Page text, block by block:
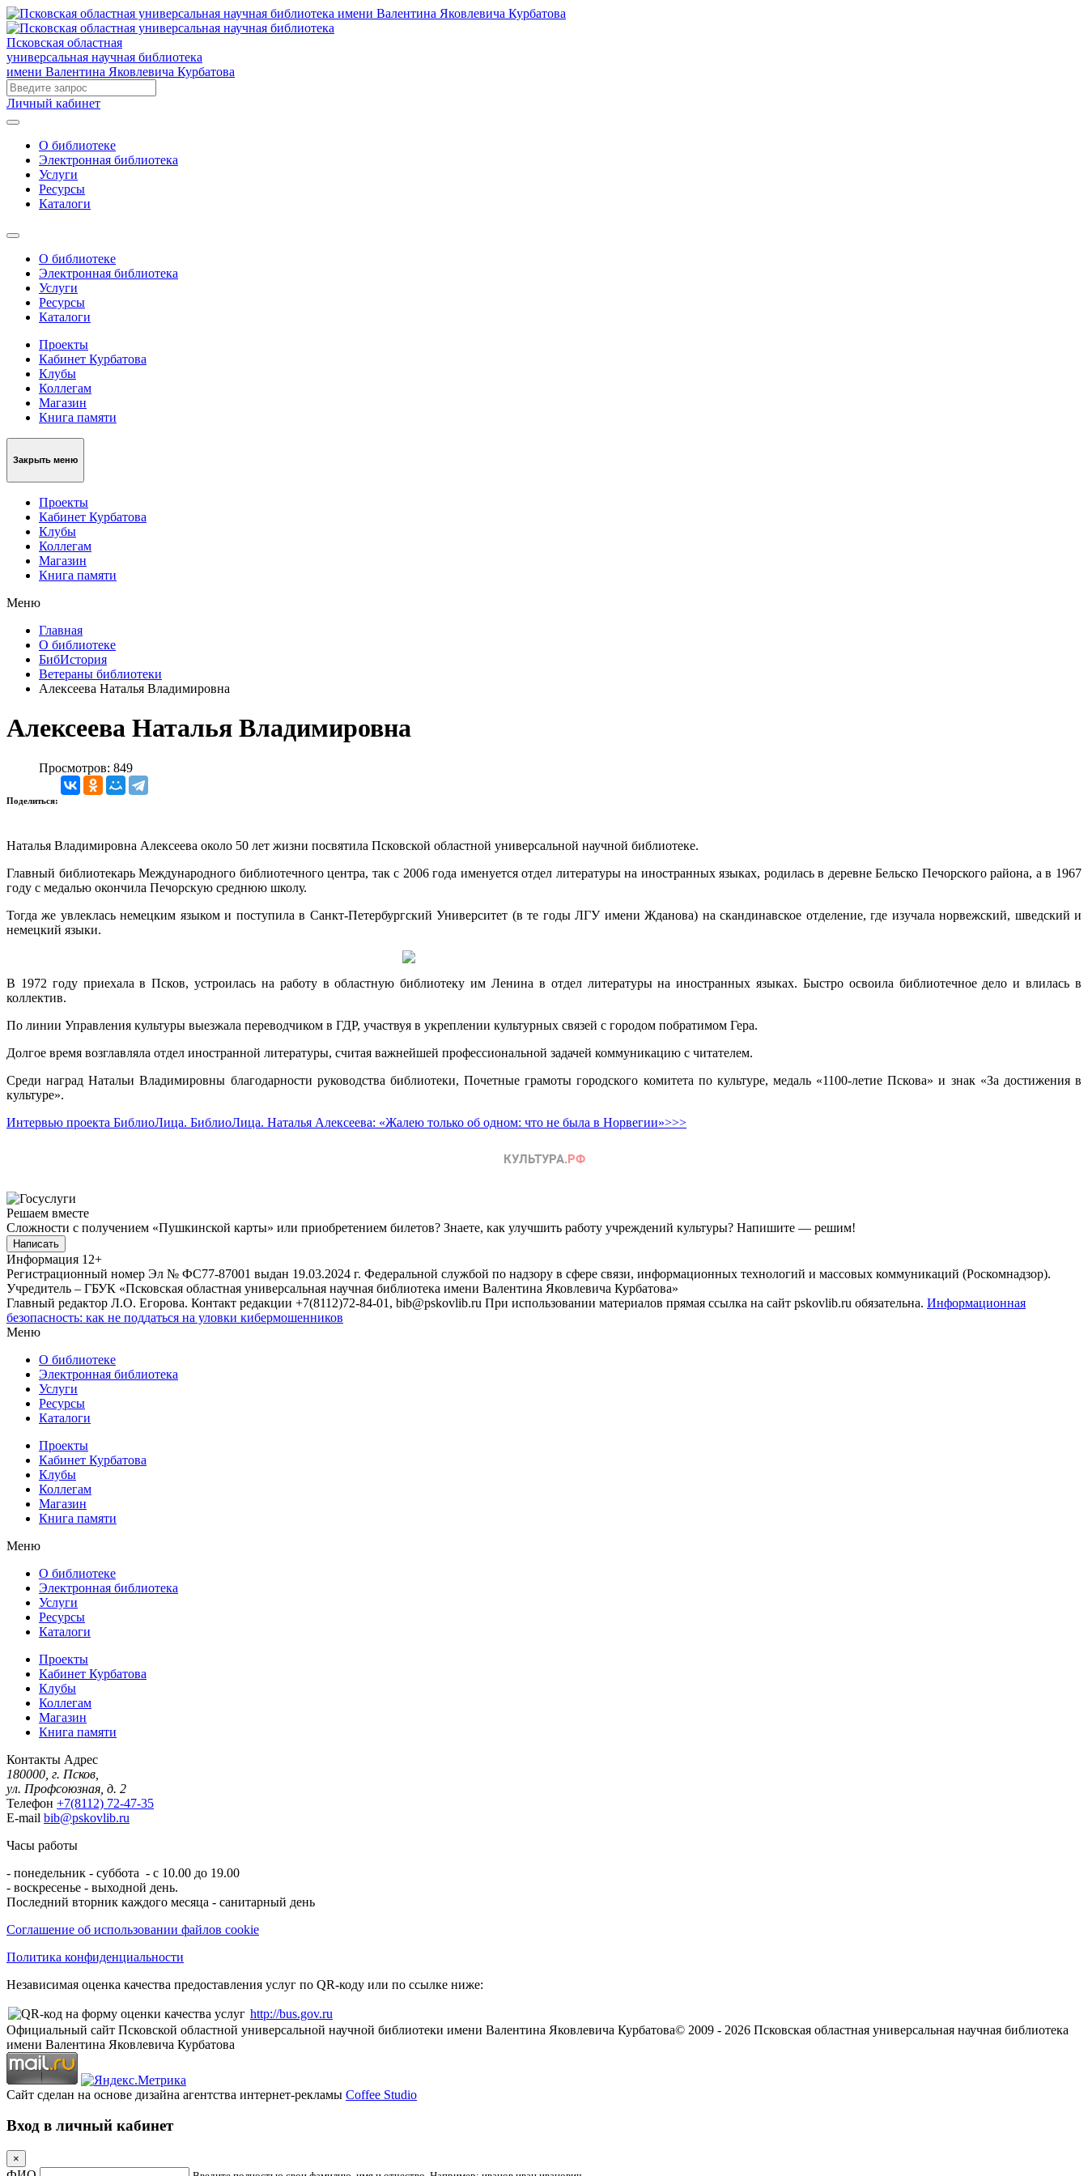
Псковская областная
универсальная научная библиотека
имени Валентина Яковлевича Курбатова
Личный кабинет
О библиотеке
Электронная библиотека
Услуги
Ресурсы
Каталоги
О библиотеке
Электронная библиотека
Услуги
Ресурсы
Каталоги
Проекты
Кабинет Курбатова
Клубы
Коллегам
Магазин
Книга памяти
Закрыть меню
Проекты
Кабинет Курбатова
Клубы
Коллегам
Магазин
Книга памяти
Меню
Главная
О библиотеке
БибИстория
Ветераны библиотеки
Алексеева Наталья Владимировна
Алексеева Наталья Владимировна
Просмотров: 849
Поделиться:
Наталья Владимировна Алексеева около 50 лет жизни посвятила Псковской областной универсальной научной библиотеке.
Главный библиотекарь Международного библиотечного центра, так с 2006 года именуется отдел литературы на иностранных языках, родилась в деревне Бельско Печорского района, а в 1967
году с медалью окончила Печорскую среднюю школу.
Тогда же увлеклась немецким языком и поступила в Санкт-Петербургский Университет (в те годы ЛГУ имени Жданова) на скандинавское отделение, где изучала норвежский, шведский и
немецкий языки.
В 1972 году приехала в Псков, устроилась на работу в областную библиотеку им Ленина в отдел литературы на иностранных языках. Быстро освоила библиотечное дело и влилась в
коллектив.
По линии Управления культуры выезжала переводчиком в ГДР, участвуя в укреплении культурных связей с городом побратимом Гера.
Долгое время возглавляла отдел иностранной литературы, считая важнейшей профессиональной задачей коммуникацию с читателем.
Среди наград Натальи Владимировны благодарности руководства библиотеки, Почетные грамоты городского комитета по культуре, медаль «1100-летие Пскова» и знак «За достижения в
культуре».
Интервью проекта БиблиоЛица. БиблиоЛица. Наталья Алексеева: «Жалею только об одном: что не была в Норвегии»>>>
Решаем вместе
Сложности с получением «Пушкинской карты» или приобретением билетов? Знаете, как улучшить работу учреждений культуры? Напишите — решим!
Написать
Информация 12+
Регистрационный номер Эл № ФС77-87001 выдан 19.03.2024 г. Федеральной службой по надзору в сфере связи, информационных технологий и массовых коммуникаций (Роскомнадзор).
Учредитель – ГБУК «Псковская областная универсальная научная библиотека имени Валентина Яковлевича Курбатова»
Главный редактор Л.О. Егорова. Контакт редакции +7(8112)72-84-01, bib@pskovlib.ru При использовании материалов прямая ссылка на сайт pskovlib.ru обязательна. Информационная
безопасность: как не поддаться на уловки кибермошенников
Меню
О библиотеке
Электронная библиотека
Услуги
Ресурсы
Каталоги
Проекты
Кабинет Курбатова
Клубы
Коллегам
Магазин
Книга памяти
Меню
О библиотеке
Электронная библиотека
Услуги
Ресурсы
Каталоги
Проекты
Кабинет Курбатова
Клубы
Коллегам
Магазин
Книга памяти
Контакты Адрес
180000, г. Псков,
ул. Профсоюзная, д. 2
Телефон +7(8112) 72-47-35
E-mail bib@pskovlib.ru
Часы работы
- понедельник - суббота - с 10.00 до 19.00
- воскресенье - выходной день.
Последний вторник каждого месяца - санитарный день
Соглашение об использовании файлов cookie
Политика конфиденциальности
Независимая оценка качества предоставления услуг по QR-коду или по ссылке ниже:
http://bus.gov.ru
Официальный сайт Псковской областной универсальной научной библиотеки имени Валентина Яковлевича Курбатова© 2009 - 2026 Псковская областная универсальная научная библиотека
имени Валентина Яковлевича Курбатова
Сайт сделан на основе дизайна агентства интернет-рекламы Coffee Studio
Вход в личный кабинет
×